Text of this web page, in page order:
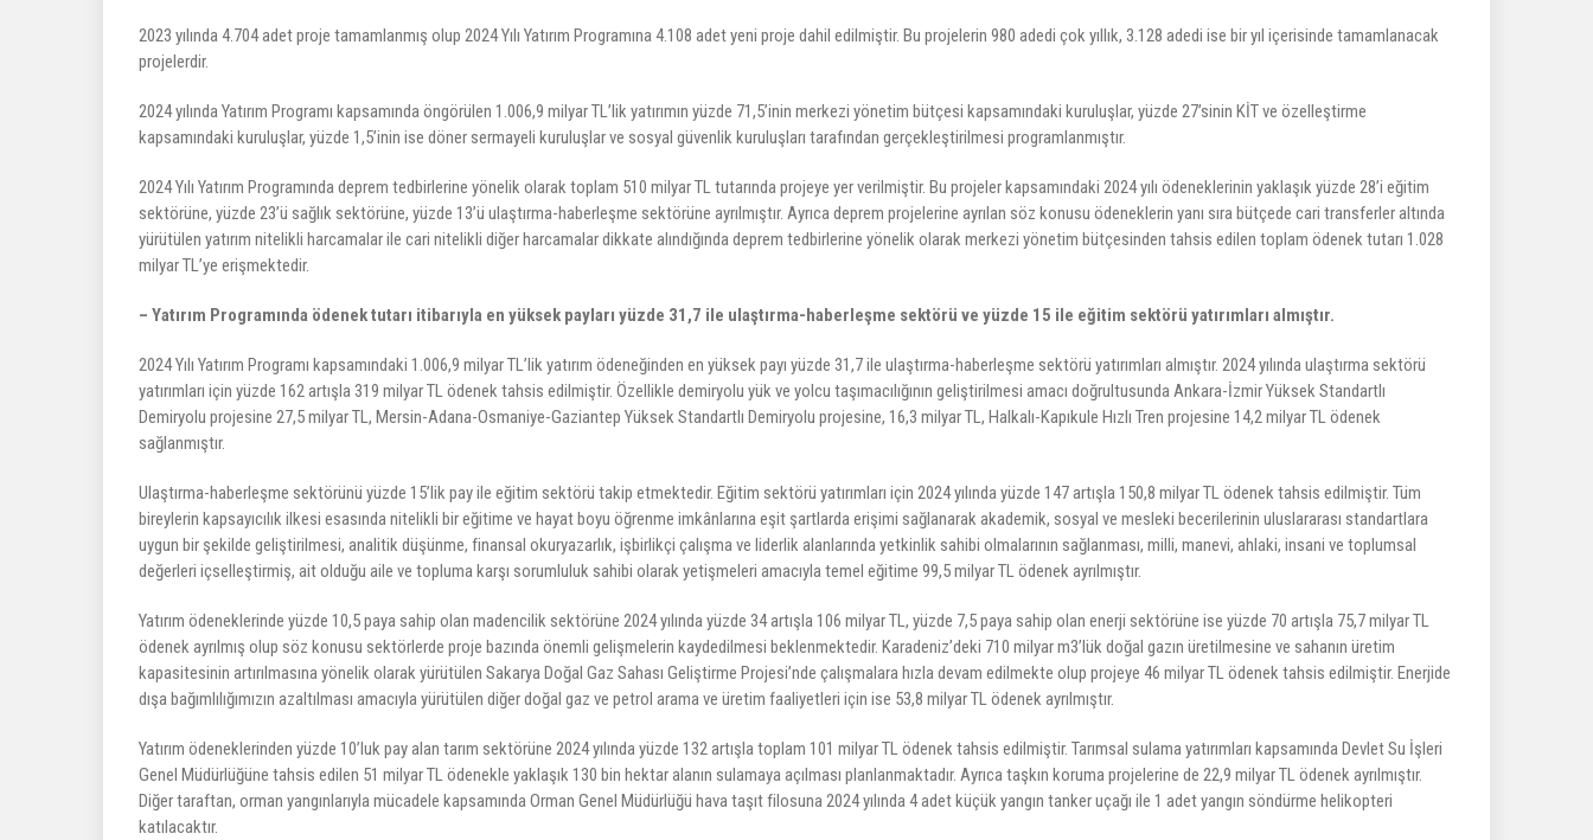
2023 yılında 4.704 adet proje tamamlanmış olup 2024 Yılı Yatırım Programına 4.108 adet yeni proje dahil edilmiştir. Bu projelerin 980 adedi çok yıllık, 3.128 adedi ise bir yıl içerisinde tamamlanacak
projelerdir.
2024 yılında Yatırım Programı kapsamında öngörülen 1.006,9 milyar TL’lik yatırımın yüzde 71,5’inin merkezi yönetim bütçesi kapsamındaki kuruluşlar, yüzde 27’sinin KİT ve özelleştirme
kapsamındaki kuruluşlar, yüzde 1,5’inin ise döner sermayeli kuruluşlar ve sosyal güvenlik kuruluşları tarafından gerçekleştirilmesi programlanmıştır.
2024 Yılı Yatırım Programında deprem tedbirlerine yönelik olarak toplam 510 milyar TL tutarında projeye yer verilmiştir. Bu projeler kapsamındaki 2024 yılı ödeneklerinin yaklaşık yüzde 28’i eğitim
sektörüne, yüzde 23’ü sağlık sektörüne, yüzde 13’ü ulaştırma-haberleşme sektörüne ayrılmıştır. Ayrıca deprem projelerine ayrılan söz konusu ödeneklerin yanı sıra bütçede cari transferler altında
yürütülen yatırım nitelikli harcamalar ile cari nitelikli diğer harcamalar dikkate alındığında deprem tedbirlerine yönelik olarak merkezi yönetim bütçesinden tahsis edilen toplam ödenek tutarı 1.028
milyar TL’ye erişmektedir.
– Yatırım Programında ödenek tutarı itibarıyla en yüksek payları yüzde 31,7 ile ulaştırma-haberleşme sektörü ve yüzde 15 ile eğitim sektörü yatırımları almıştır.
2024 Yılı Yatırım Programı kapsamındaki 1.006,9 milyar TL’lik yatırım ödeneğinden en yüksek payı yüzde 31,7 ile ulaştırma-haberleşme sektörü yatırımları almıştır. 2024 yılında ulaştırma sektörü
yatırımları için yüzde 162 artışla 319 milyar TL ödenek tahsis edilmiştir. Özellikle demiryolu yük ve yolcu taşımacılığının geliştirilmesi amacı doğrultusunda Ankara-İzmir Yüksek Standartlı
Demiryolu projesine 27,5 milyar TL, Mersin-Adana-Osmaniye-Gaziantep Yüksek Standartlı Demiryolu projesine, 16,3 milyar TL, Halkalı-Kapıkule Hızlı Tren projesine 14,2 milyar TL ödenek
sağlanmıştır.
Ulaştırma-haberleşme sektörünü yüzde 15’lik pay ile eğitim sektörü takip etmektedir. Eğitim sektörü yatırımları için 2024 yılında yüzde 147 artışla 150,8 milyar TL ödenek tahsis edilmiştir. Tüm
bireylerin kapsayıcılık ilkesi esasında nitelikli bir eğitime ve hayat boyu öğrenme imkânlarına eşit şartlarda erişimi sağlanarak akademik, sosyal ve mesleki becerilerinin uluslararası standartlara
uygun bir şekilde geliştirilmesi, analitik düşünme, finansal okuryazarlık, işbirlikçi çalışma ve liderlik alanlarında yetkinlik sahibi olmalarının sağlanması, milli, manevi, ahlaki, insani ve toplumsal
değerleri içselleştirmiş, ait olduğu aile ve topluma karşı sorumluluk sahibi olarak yetişmeleri amacıyla temel eğitime 99,5 milyar TL ödenek ayrılmıştır.
Yatırım ödeneklerinde yüzde 10,5 paya sahip olan madencilik sektörüne 2024 yılında yüzde 34 artışla 106 milyar TL, yüzde 7,5 paya sahip olan enerji sektörüne ise yüzde 70 artışla 75,7 milyar TL
ödenek ayrılmış olup söz konusu sektörlerde proje bazında önemli gelişmelerin kaydedilmesi beklenmektedir. Karadeniz’deki 710 milyar m3’lük doğal gazın üretilmesine ve sahanın üretim
kapasitesinin artırılmasına yönelik olarak yürütülen Sakarya Doğal Gaz Sahası Geliştirme Projesi’nde çalışmalara hızla devam edilmekte olup projeye 46 milyar TL ödenek tahsis edilmiştir. Enerjide
dışa bağımlılığımızın azaltılması amacıyla yürütülen diğer doğal gaz ve petrol arama ve üretim faaliyetleri için ise 53,8 milyar TL ödenek ayrılmıştır.
Yatırım ödeneklerinden yüzde 10’luk pay alan tarım sektörüne 2024 yılında yüzde 132 artışla toplam 101 milyar TL ödenek tahsis edilmiştir. Tarımsal sulama yatırımları kapsamında Devlet Su İşleri
Genel Müdürlüğüne tahsis edilen 51 milyar TL ödenekle yaklaşık 130 bin hektar alanın sulamaya açılması planlanmaktadır. Ayrıca taşkın koruma projelerine de 22,9 milyar TL ödenek ayrılmıştır.
Diğer taraftan, orman yangınlarıyla mücadele kapsamında Orman Genel Müdürlüğü hava taşıt filosuna 2024 yılında 4 adet küçük yangın tanker uçağı ile 1 adet yangın söndürme helikopteri
katılacaktır.